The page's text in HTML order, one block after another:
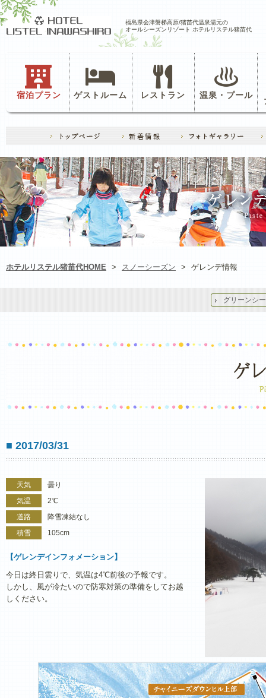
福島県会津磐梯高原/猪苗代温泉湯元の
オールシーズンリゾート ホテルリステル猪苗代
宿泊プラン ゲストルーム レストラン 温泉・プール
ホテルリステル猪苗代HOME > スノーシーズン > ゲレンデ情報
グリーンシ
■ 2017/03/31
天気
曇り
気温
2℃
道路
降雪凍結なし
積雪
105cm
【ゲレンデインフォメーション】
今日は終日雲りで、気温は4℃前後の予報です。
しかし、風が冷たいので防寒対策の準備をしてお越
しください。